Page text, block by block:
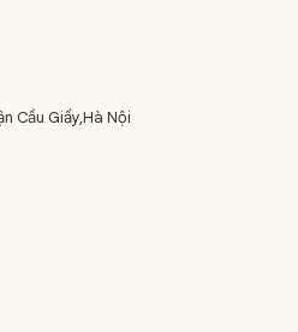
Cầu Giấy,Hà Nội